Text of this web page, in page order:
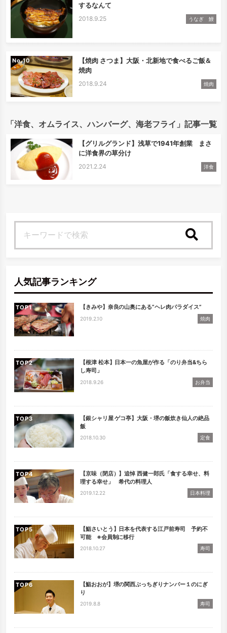
するなんて
2018.9.25 うなぎ 鰻
No.
【焼肉 さつま】大阪・北新地で食べるご飯＆
焼肉
2018.9.24 焼肉
「洋食、オムライス、ハンバーグ、海老フライ」記事一覧
【グリルグランド】浅草で1941年創業 まさ
に洋食界の草分け
2021.2.24 洋食
人気記事ランキング
TOP 【きみや】奈良の山奥にある”ヘレ肉パラダイス”
2019.2.10 焼肉
TOP
【根津 松本】日本一の魚屋が作る「のり弁当&ちら
し寿司」
2018.9.26 お弁当
TOP
【銀シャリ屋 ゲコ亭】大阪・堺の飯炊き仙人の絶品
飯
2018.10.30 定食
TOP
【京味（閉店）】追悼 西健一郎氏「食する幸せ、料
理する幸せ」 希代の料理人
2019.12.22 日本料理
TOP
【鮨さいとう】日本を代表する江戸前寿司 予約不
可能 ※会員制に移行
2018.10.27 寿司
TOP
【鮨おおが】堺の関西ぶっちぎりナンバー１のにぎ
り
2019.8.8 寿司